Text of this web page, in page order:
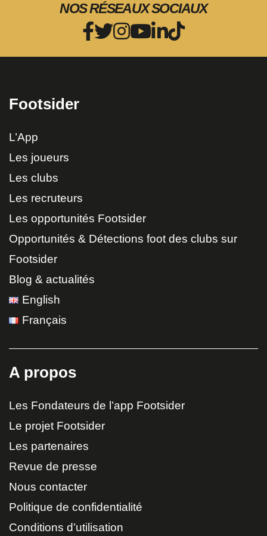
NOS RÉSEAUX SOCIAUX
Footsider
L’App
Les joueurs
Les clubs
Les recruteurs
Les opportunités Footsider
Opportunités & Détections foot des clubs sur
Footsider
Blog & actualités
English
Français
A propos
Les Fondateurs de l’app Footsider
Le projet Footsider
Les partenaires
Revue de presse
Nous contacter
Politique de confidentialité
Conditions d’utilisation